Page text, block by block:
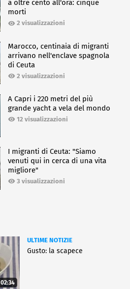
a oltre cento all'ora: cinque
morti
2 visualizzazioni
Marocco, centinaia di migranti
arrivano nell'enclave spagnola
di Ceuta
2 visualizzazioni
A Capri i 220 metri del più
grande yacht a vela del mondo
12 visualizzazioni
I migranti di Ceuta: "Siamo
venuti qui in cerca di una vita
migliore"
3 visualizzazioni
02:34
ULTIME NOTIZIE
Gusto: la scapece